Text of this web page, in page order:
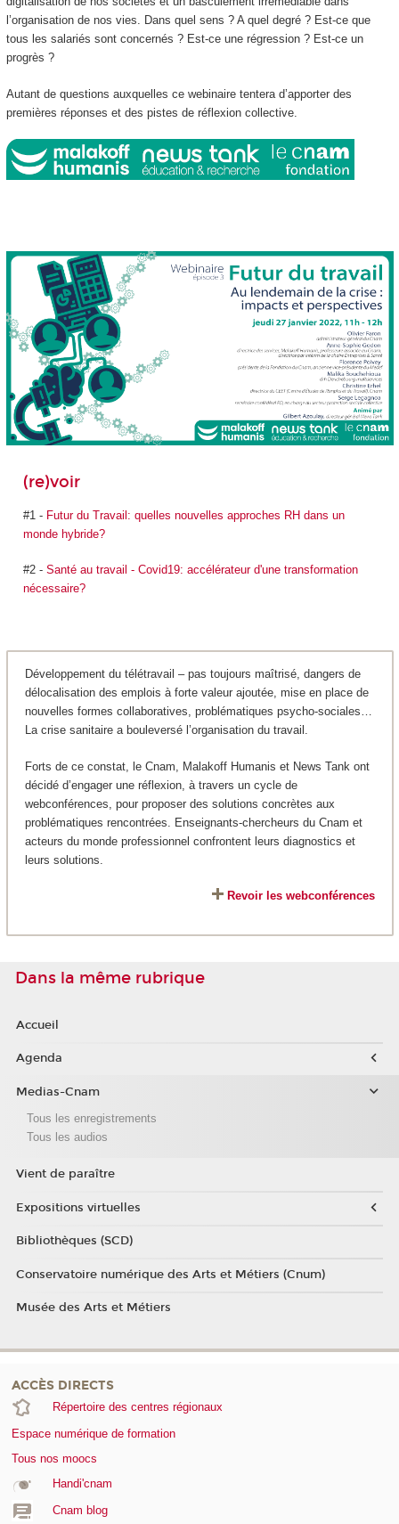
l’organisation de nos vies. Dans quel sens ? A quel degré ? Est-ce que
tous les salariés sont concernés ? Est-ce une régression ? Est-ce un
progrès ?
Autant de questions auxquelles ce webinaire tentera d’apporter des
premières réponses et des pistes de réflexion collective.
(re)voir
#1 - Futur du Travail: quelles nouvelles approches RH dans un
monde hybride?
#2 - Santé au travail - Covid19: accélérateur d'une transformation
nécessaire?
Développement du télétravail – pas toujours maîtrisé, dangers de
délocalisation des emplois à forte valeur ajoutée, mise en place de
nouvelles formes collaboratives, problématiques psycho-sociales…
La crise sanitaire a bouleversé l’organisation du travail.
Forts de ce constat, le Cnam, Malakoff Humanis et News Tank ont
décidé d’engager une réflexion, à travers un cycle de
webconférences, pour proposer des solutions concrètes aux
problématiques rencontrées. Enseignants-chercheurs du Cnam et
acteurs du monde professionnel confrontent leurs diagnostics et
leurs solutions.
Revoir les webconférences
Dans la même rubrique
Accueil
Agenda
Medias-Cnam
Tous les enregistrements
Tous les audios
Vient de paraître
Expositions virtuelles
Bibliothèques (SCD)
Conservatoire numérique des Arts et Métiers (Cnum)
Musée des Arts et Métiers
ACCÈS DIRECTS
Répertoire des centres régionaux
Espace numérique de formation
Tous nos moocs
Handi'cnam
Cnam blog